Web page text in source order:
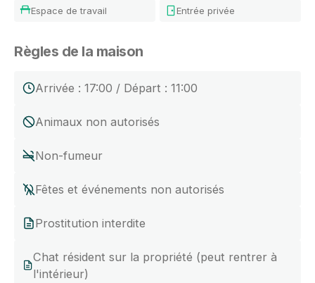
Espace de travail Entrée privée
Règles de la maison
Arrivée : 17:00 / Départ : 11:00
Animaux non autorisés
Non-fumeur
Fêtes et événements non autorisés
Prostitution interdite
Chat résident sur la propriété (peut rentrer à
l'intérieur)